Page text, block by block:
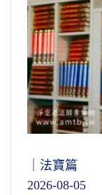
｜法寶篇
2026-08-05